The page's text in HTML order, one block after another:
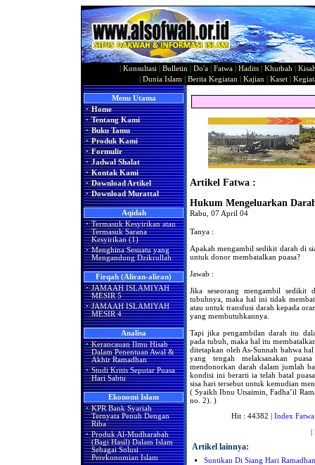
Konsultasi Bulletin Do'a Fatwa Hadits Khutbah
Dunia Islam Berita Kegiatan Kajian Kaset|
Menu Utama
· Home
· Tentang Kami
· Buku Tamu
· Produk Kami
· Formulir
· Jadwal Shalat
· Kontak Kami
· Download Artikel
· Download Murattal
Aqidah
· Termasuk Kesyirikan atau
Termasuk Sarana
Kesyirikan (1)
· Menghina Sesuatu yang
Mengandung Dzikrullah
Firqah (Aliran-aliran)
· JAMAAH ISLAMIYAH
MESIR 5
· JAMAAH ISLAMIYAH
MESIR 4
Analisa
· Kerancauan Ilmu Hisab
Dalam Penentuan Awal &
Akhir Ramadhan
· Studi Kritis Seputar Puasa
Hari Sabtu
Ekonomi Islam
· KPR Bank Syariah
Ternyata Penuh Dengan
Riba
· Produk Al-Mudharabah
(Bagi Hasil) Dalam Islam
Sebagai Solusi
Perekonomian Islam
Artikel Fatwa :
Hukum Mengeluarkan
Rabu, 07 April 04
Tanya :
Apakah mengambil sedikit darah di
untuk donor membatalkan puasa?
Jawab :
Jika seseorang mengambil sedikit
tubuhnya, maka hal ini tidak
atau untuk transfusi darah kepada
yang membutuhkannya.
Tapi jika pengambilan darah itu
pada tubuh, maka hal itu
ditetapkan oleh As-Sunnah bahwa
yang tengah melaksanakan
mendonorkan darah dalam jumlah
kondisi ini berarti ia telah batal
sisa hari tersebut untuk kemudian
( Syaikh Ibnu Utsaimin, Fadha’il
no. 2). )
Hit : 44382 | Index Fatwa
|
Artikel lainnya:
Suntikan Di Siang Hari Ramadhan